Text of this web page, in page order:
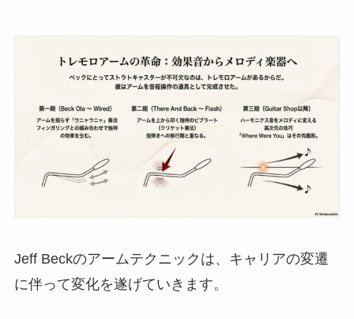
Jeff Beckのアームテクニックは、キャリアの変遷
に伴って変化を遂げていきます。